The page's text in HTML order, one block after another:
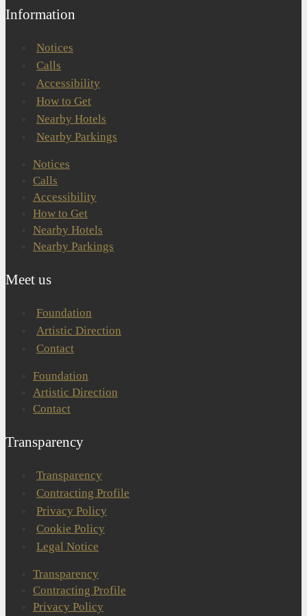
Information
Notices
Calls
Accessibility
How to Get
Nearby Hotels
Nearby Parkings
Notices
Calls
Accessibility
How to Get
Nearby Hotels
Nearby Parkings
Meet us
Foundation
Artistic Direction
Contact
Foundation
Artistic Direction
Contact
Transparency
Transparency
Contracting Profile
Privacy Policy
Cookie Policy
Legal Notice
Transparency
Contracting Profile
Privacy Policy